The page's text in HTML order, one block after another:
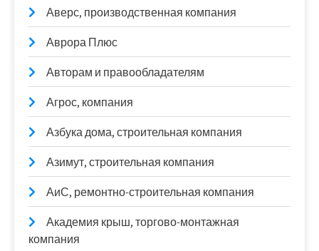
Аверс, производственная компания
Аврора Плюс
Авторам и правообладателям
Агрос, компания
Азбука дома, строительная компания
Азимут, строительная компания
АиС, ремонтно-строительная компания
Академия крыш, торгово-монтажная
компания